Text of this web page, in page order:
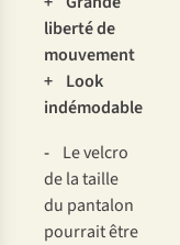
liberté de
mouvement
+ Look
indémodable
- Le velcro
de la taille
du pantalon
pourrait être